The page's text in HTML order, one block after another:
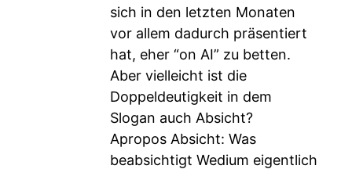
sich in den letzten Monaten
vor allem dadurch präsentiert
hat, eher “on AI” zu betten.
Aber vielleicht ist die
Doppeldeutigkeit in dem
Slogan auch Absicht?
Apropos Absicht: Was
beabsichtigt Wedium eigentlich